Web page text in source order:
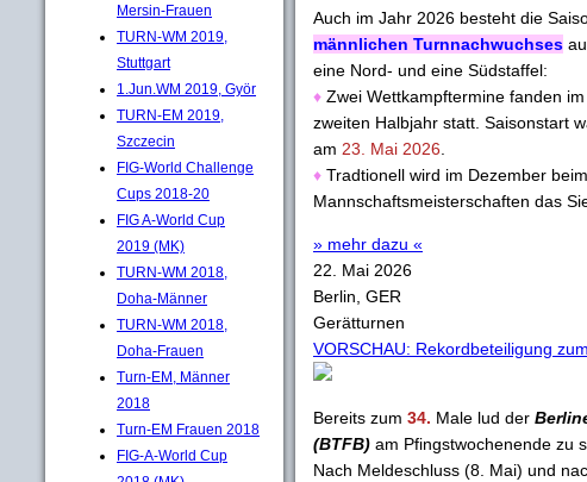
Mersin-Frauen
TURN-WM 2019,
Stuttgart
1.Jun.WM 2019, Györ
TURN-EM 2019,
Szczecin
FIG-World Challenge
Cups 2018-20
FIG A-World Cup
2019 (MK)
TURN-WM 2018,
Doha-Männer
TURN-WM 2018,
Doha-Frauen
Turn-EM, Männer
2018
Turn-EM Frauen 2018
FIG-A-World Cup
Auch im Jahr 2026 besteht die
männlichen Turnnachwuchses
eine Nord- und eine Südstaffel:
♦ Zwei Wettkampftermine fanden
zweiten Halbjahr statt. Saisonstart
am 23. Mai 2026
♦ Tradtionell wird im Dezember
Mannschaftsmeisterschaften das
» mehr dazu «
22. Mai 2026
Berlin, GER
Gerätturnen
VORSCHAU: Rekordbeteiligung
Bereits zum 34. Male lud der
(BTFB) am Pfingstwochenende zu
Nach Meldeschluss (8. Mai) und